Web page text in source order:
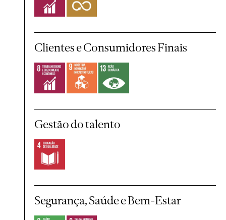
Clientes e Consumidores Finais
Gestão do talento
Segurança, Saúde e Bem-Estar